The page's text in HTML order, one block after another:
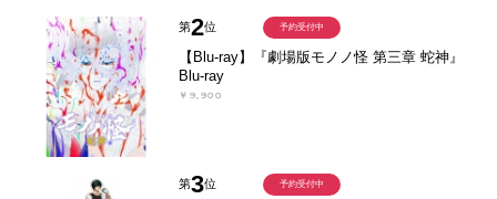
第2位
【Blu-ray】『劇場版モノノ怪 第三章 蛇神』
Blu-ray
￥9,900
予約受付中
第3位 予約受付中